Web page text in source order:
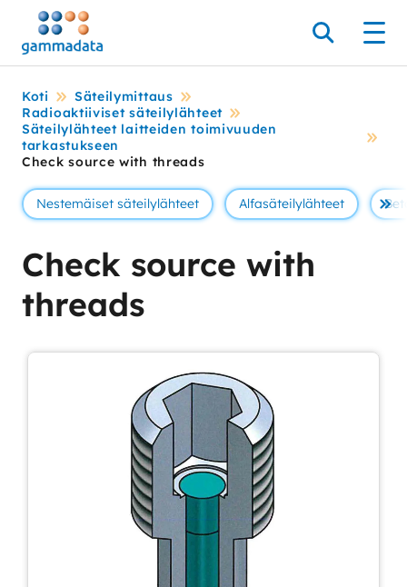
Siirry
pääsisältöönt
Hae
Koti
Säteilymittaus
Radioaktiiviset säteilylähteet
Säteilylähteet laitteiden toimivuuden
tarkastukseen
Check source with threads
Nestemäiset säteilylähteet Alfasäteilylähteet Se
Check source with
threads